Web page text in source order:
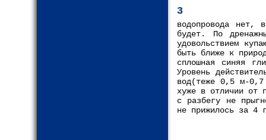
3
водопровода нет,
будет. По
удовольствием
быть ближе к
сплошная синяя
Уровень
вод(теже 0,5 м-0,7
хуже в отличии от
с разбегу не
не прижилось за 4